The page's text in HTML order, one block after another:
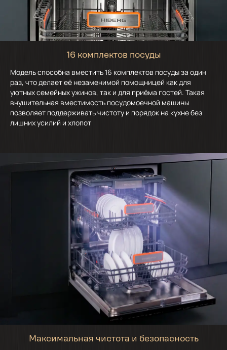
16 комплектов посуды
Модель способна вместить 16 комплектов посуды за один
раз, что делает её незаменимой помощницей как для
уютных семейных ужинов, так и для приёма гостей. Такая
внушительная вместимость посудомоечной машины
позволяет поддерживать чистоту и порядок на кухне без
лишних усилий и хлопот
Максимальная чистота и безопасность